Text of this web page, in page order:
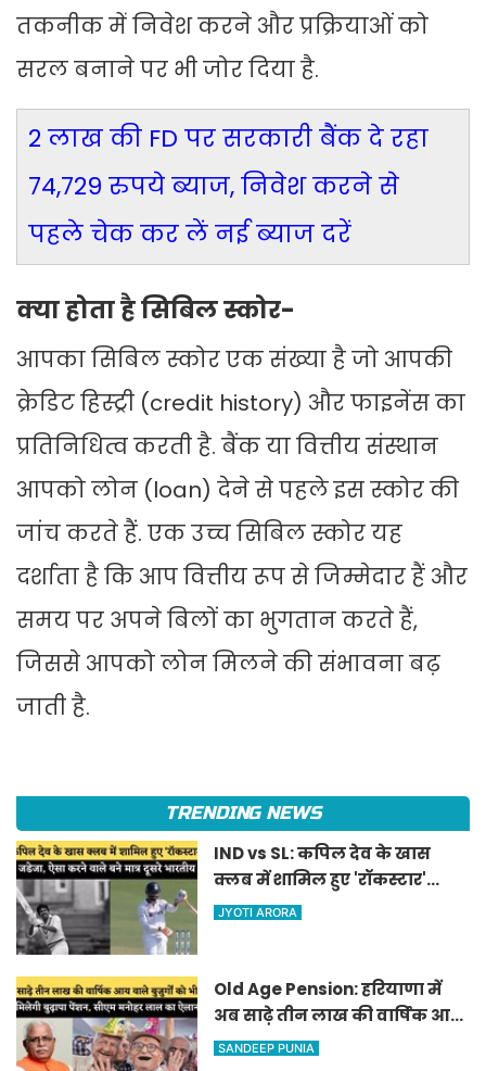
तकनीक में निवेश करने और प्रक्रियाओं को
सरल बनाने पर भी जोर दिया है.
2 लाख की FD पर सरकारी बैंक दे रहा
74,729 रुपये ब्याज, निवेश करने से
पहले चेक कर लें नई ब्याज दरें
क्या होता है सिबिल स्कोर-
आपका सिबिल स्कोर एक संख्या है जो आपकी
क्रेडिट हिस्ट्री (credit history) और फाइनेंस का
प्रतिनिधित्व करती है. बैंक या वित्तीय संस्थान
आपको लोन (loan) देने से पहले इस स्कोर की
जांच करते हैं. एक उच्च सिबिल स्कोर यह
दर्शाता है कि आप वित्तीय रूप से जिम्मेदार हैं और
समय पर अपने बिलों का भुगतान करते हैं,
जिससे आपको लोन मिलने की संभावना बढ़
जाती है.
TRENDING NEWS
IND vs SL: कपिल देव के खास
क्लब में शामिल हुए 'रॉकस्टार'
जडेजा, ऐसा करने वाले बने मात्र
JYOTI ARORA
Old Age Pension: हरियाणा में
अब साढ़े तीन लाख की वार्षिक आय
वाले बुजुर्गों को भी मिलेगी बुढ़ापा
SANDEEP PUNIA